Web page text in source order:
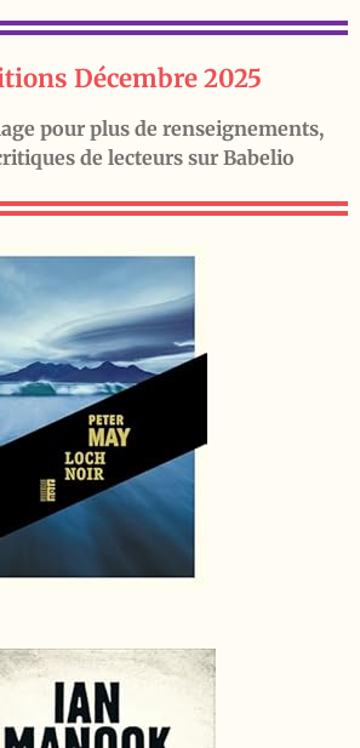
Décembre 2025
pour plus de renseignements,
de lecteurs sur Babelio